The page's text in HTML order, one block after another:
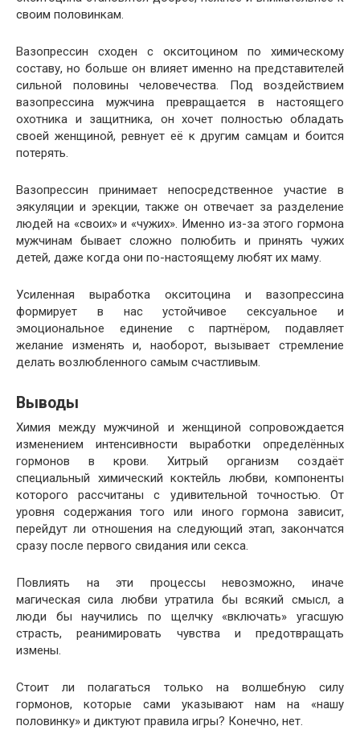
своим половинкам.
Вазопрессин сходен с окситоцином по химическому
составу, но больше он влияет именно на представителей
сильной половины человечества. Под воздействием
вазопрессина мужчина превращается в настоящего
охотника и защитника, он хочет полностью обладать
своей женщиной, ревнует её к другим самцам и боится
потерять.
Вазопрессин принимает непосредственное участие в
эякуляции и эрекции, также он отвечает за разделение
людей на «своих» и «чужих». Именно из-за этого гормона
мужчинам бывает сложно полюбить и принять чужих
детей, даже когда они по-настоящему любят их маму.
Усиленная выработка окситоцина и вазопрессина
формирует в нас устойчивое сексуальное и
эмоциональное единение с партнёром, подавляет
желание изменять и, наоборот, вызывает стремление
делать возлюбленного самым счастливым.
Выводы
Химия между мужчиной и женщиной сопровождается
изменением интенсивности выработки определённых
гормонов в крови. Хитрый организм создаёт
специальный химический коктейль любви, компоненты
которого рассчитаны с удивительной точностью. От
уровня содержания того или иного гормона зависит,
перейдут ли отношения на следующий этап, закончатся
сразу после первого свидания или секса.
Повлиять на эти процессы невозможно, иначе
магическая сила любви утратила бы всякий смысл, а
люди бы научились по щелчку «включать» угасшую
страсть, реанимировать чувства и предотвращать
измены.
Стоит ли полагаться только на волшебную силу
гормонов, которые сами указывают нам на «нашу
половинку» и диктуют правила игры? Конечно, нет.